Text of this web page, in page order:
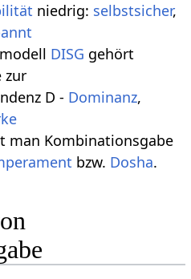
niedrig: selbstsicher,
DISG gehört
zur
D - Dominanz,
man Kombinationsgabe
bzw. Dosha.